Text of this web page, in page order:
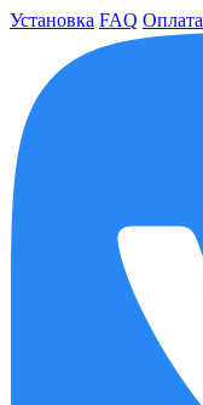
Установка FAQ Оплата